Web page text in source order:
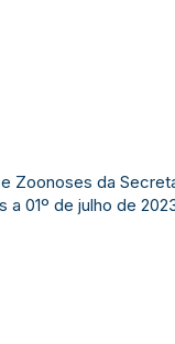
Zoonoses da
01º de julho de